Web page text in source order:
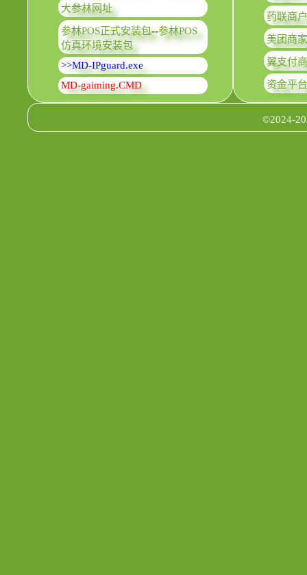
大参林网址
参林POS正式安装包--参林POS
仿真环境安装包
>>MD-IPguard.exe
MD-gaiming.CMD
药联商户
美团商家
翼支付
资金平台
©2024-